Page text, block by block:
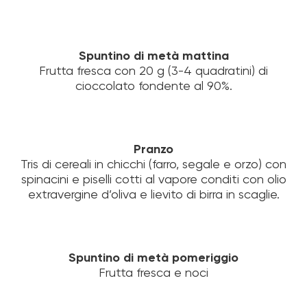
Spuntino di metà mattina
Frutta fresca con 20 g (3-4 quadratini) di
cioccolato fondente al 90%.
Pranzo
Tris di cereali in chicchi (farro, segale e orzo) con
spinacini e piselli cotti al vapore conditi con olio
extravergine d’oliva e lievito di birra in scaglie.
Spuntino di metà pomeriggio
Frutta fresca e noci